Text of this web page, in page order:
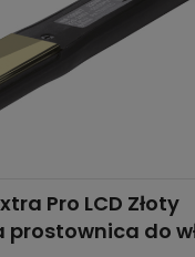
listy z poprzedniej sesji.
Pro LCD Złoty
prostownica do